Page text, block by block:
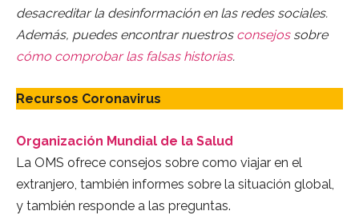
desacreditar la desinformación en las redes sociales.
Además, puedes encontrar nuestros consejossobre
cómo comprobar las falsas historias.
Recursos Coronavirus
Organización Mundial de la Salud
La OMS ofrece consejos sobre como viajar en el
extranjero, también informes sobre la situación global,
y también responde a las preguntas.